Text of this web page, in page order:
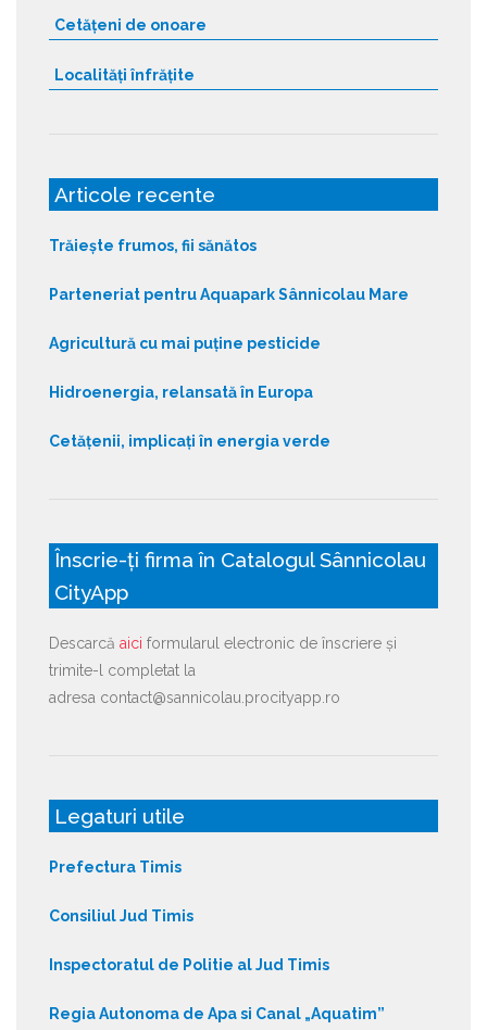
Cetățeni de onoare
Localități înfrățite
Articole recente
Trăiește frumos, fii sănătos
Parteneriat pentru Aquapark Sânnicolau Mare
Agricultură cu mai puține pesticide
Hidroenergia, relansată în Europa
Cetățenii, implicați în energia verde
Înscrie-ți firma în Catalogul Sânnicolau
CityApp
Descarcă aici formularul electronic de înscriere și
trimite-l completat la
adresa contact@sannicolau.procityapp.ro
Legaturi utile
Prefectura Timis
Consiliul Jud Timis
Inspectoratul de Politie al Jud Timis
Regia Autonoma de Apa si Canal „Aquatim”